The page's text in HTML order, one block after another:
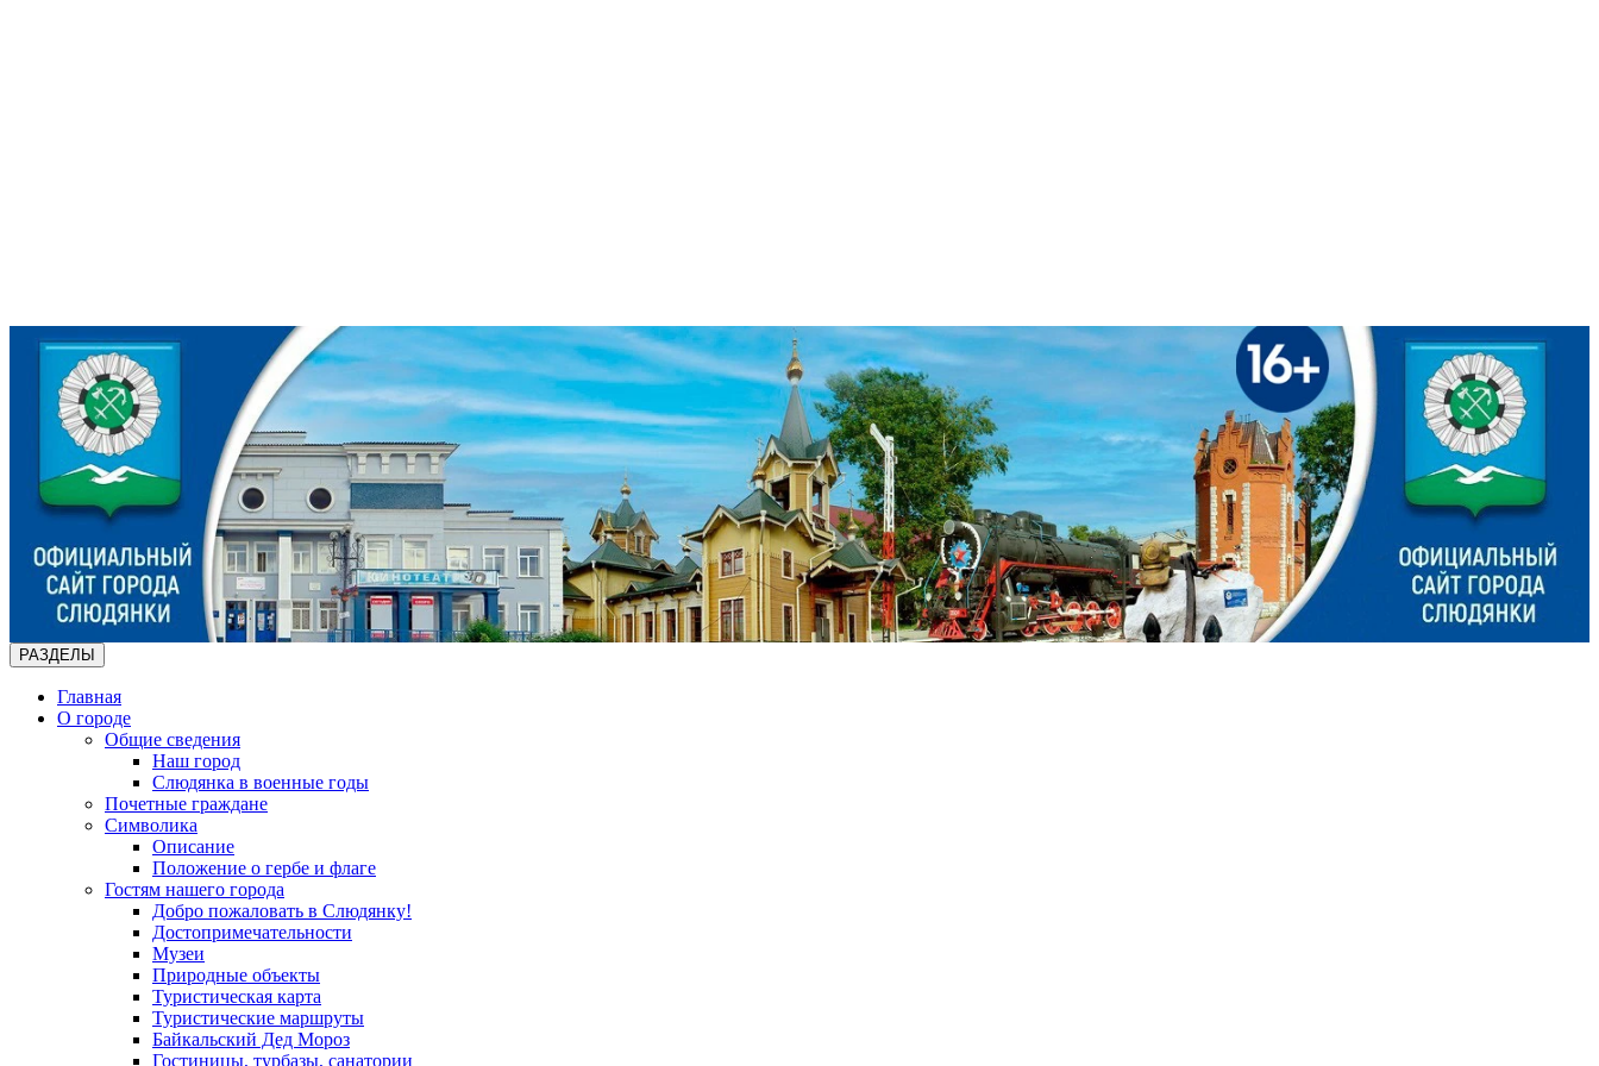
РАЗДЕЛЫ
Главная
О городе
Общие сведения
Наш город
Слюдянка в военные годы
Почетные граждане
Символика
Описание
Положение о гербе и флаге
Гостям нашего города
Добро пожаловать в Слюдянку!
Достопримечательности
Музеи
Природные объекты
Туристическая карта
Туристические маршруты
Байкальский Дед Мороз
Гостиницы, турбазы, санатории